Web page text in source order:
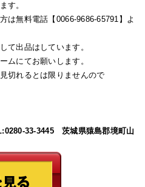
す。
は無料電話【0066-9686-65791】よ
て出品はしています。
ムにてお願いします。
切れるとは限りませんので
33-3445 茨城県猿島郡境町山